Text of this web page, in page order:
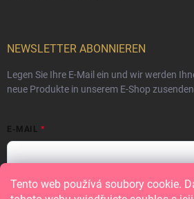
Tento web používá soubory cookie.
NEWSLETTER ABONNIEREN
Legen Sie Ihre E-Mail ein und wir werden
neue Produkte in unserem E-Shop
E-MAIL
Vložením e-mailu souhlasíte spodmínkami